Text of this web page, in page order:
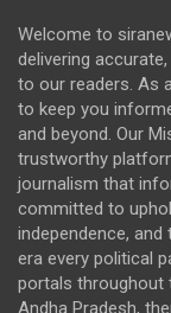
Welcome to
delivering
to our readers. As
to keep you
and beyond. Our
trustworthy
journalism that
committed to
independence,
era every political
portals throughout
Andha Pradesh,